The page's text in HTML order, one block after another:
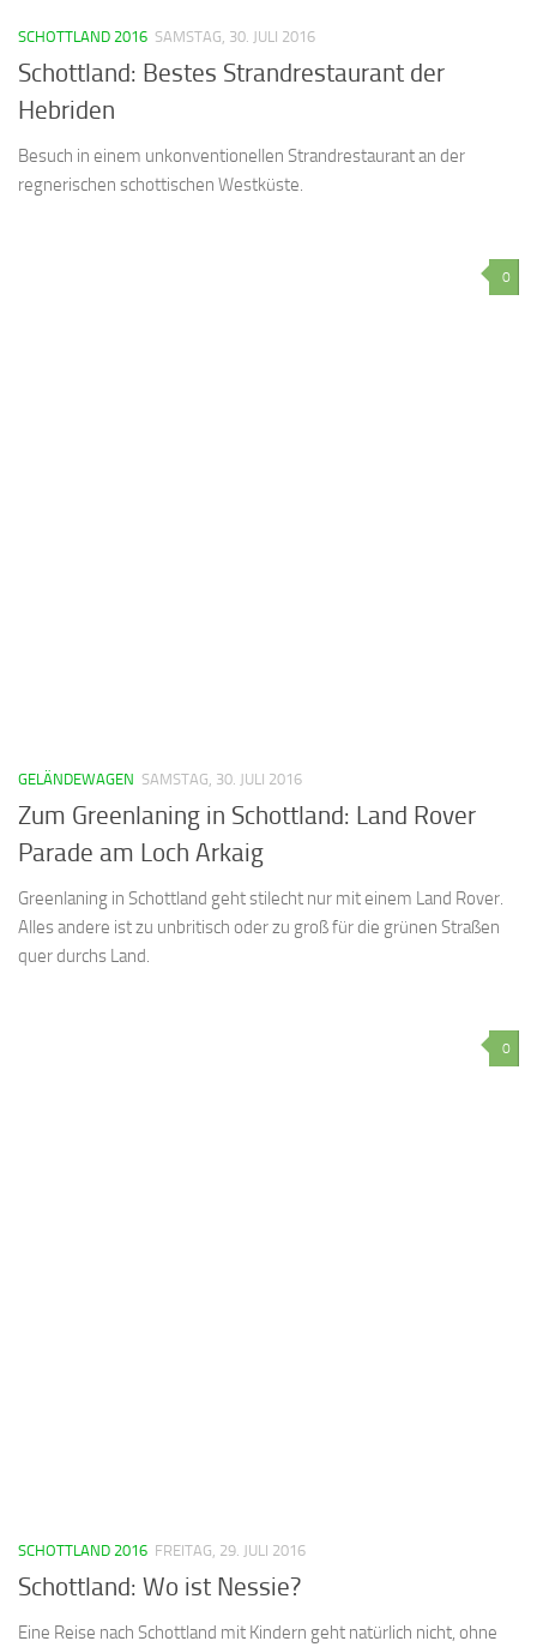
SCHOTTLAND 2016 SAMSTAG, 30. JULI 2016
Schottland: Bestes Strandrestaurant der
Hebriden
Besuch in einem unkonventionellen Strandrestaurant an der
regnerischen schottischen Westküste.
0
GELÄNDEWAGEN SAMSTAG, 30. JULI 2016
Zum Greenlaning in Schottland: Land Rover
Parade am Loch Arkaig
Greenlaning in Schottland geht stilecht nur mit einem Land Rover.
Alles andere ist zu unbritisch oder zu groß für die grünen Straßen
quer durchs Land.
0
SCHOTTLAND 2016 FREITAG, 29. JULI 2016
Schottland: Wo ist Nessie?
Eine Reise nach Schottland mit Kindern geht natürlich nicht, ohne